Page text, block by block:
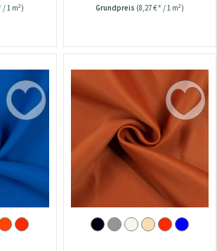
/ 1 m²) Grundpreis (8,27 € * / 1 m²)